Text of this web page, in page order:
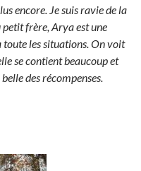
encore. Je suis ravie de la
frère, Arya est une
toute les situations. On voit
se contient beaucoup et
des récompenses.